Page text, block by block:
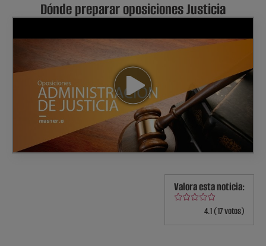
Dónde preparar oposiciones Justicia
Valora esta noticia:
4.1 (17 votos)